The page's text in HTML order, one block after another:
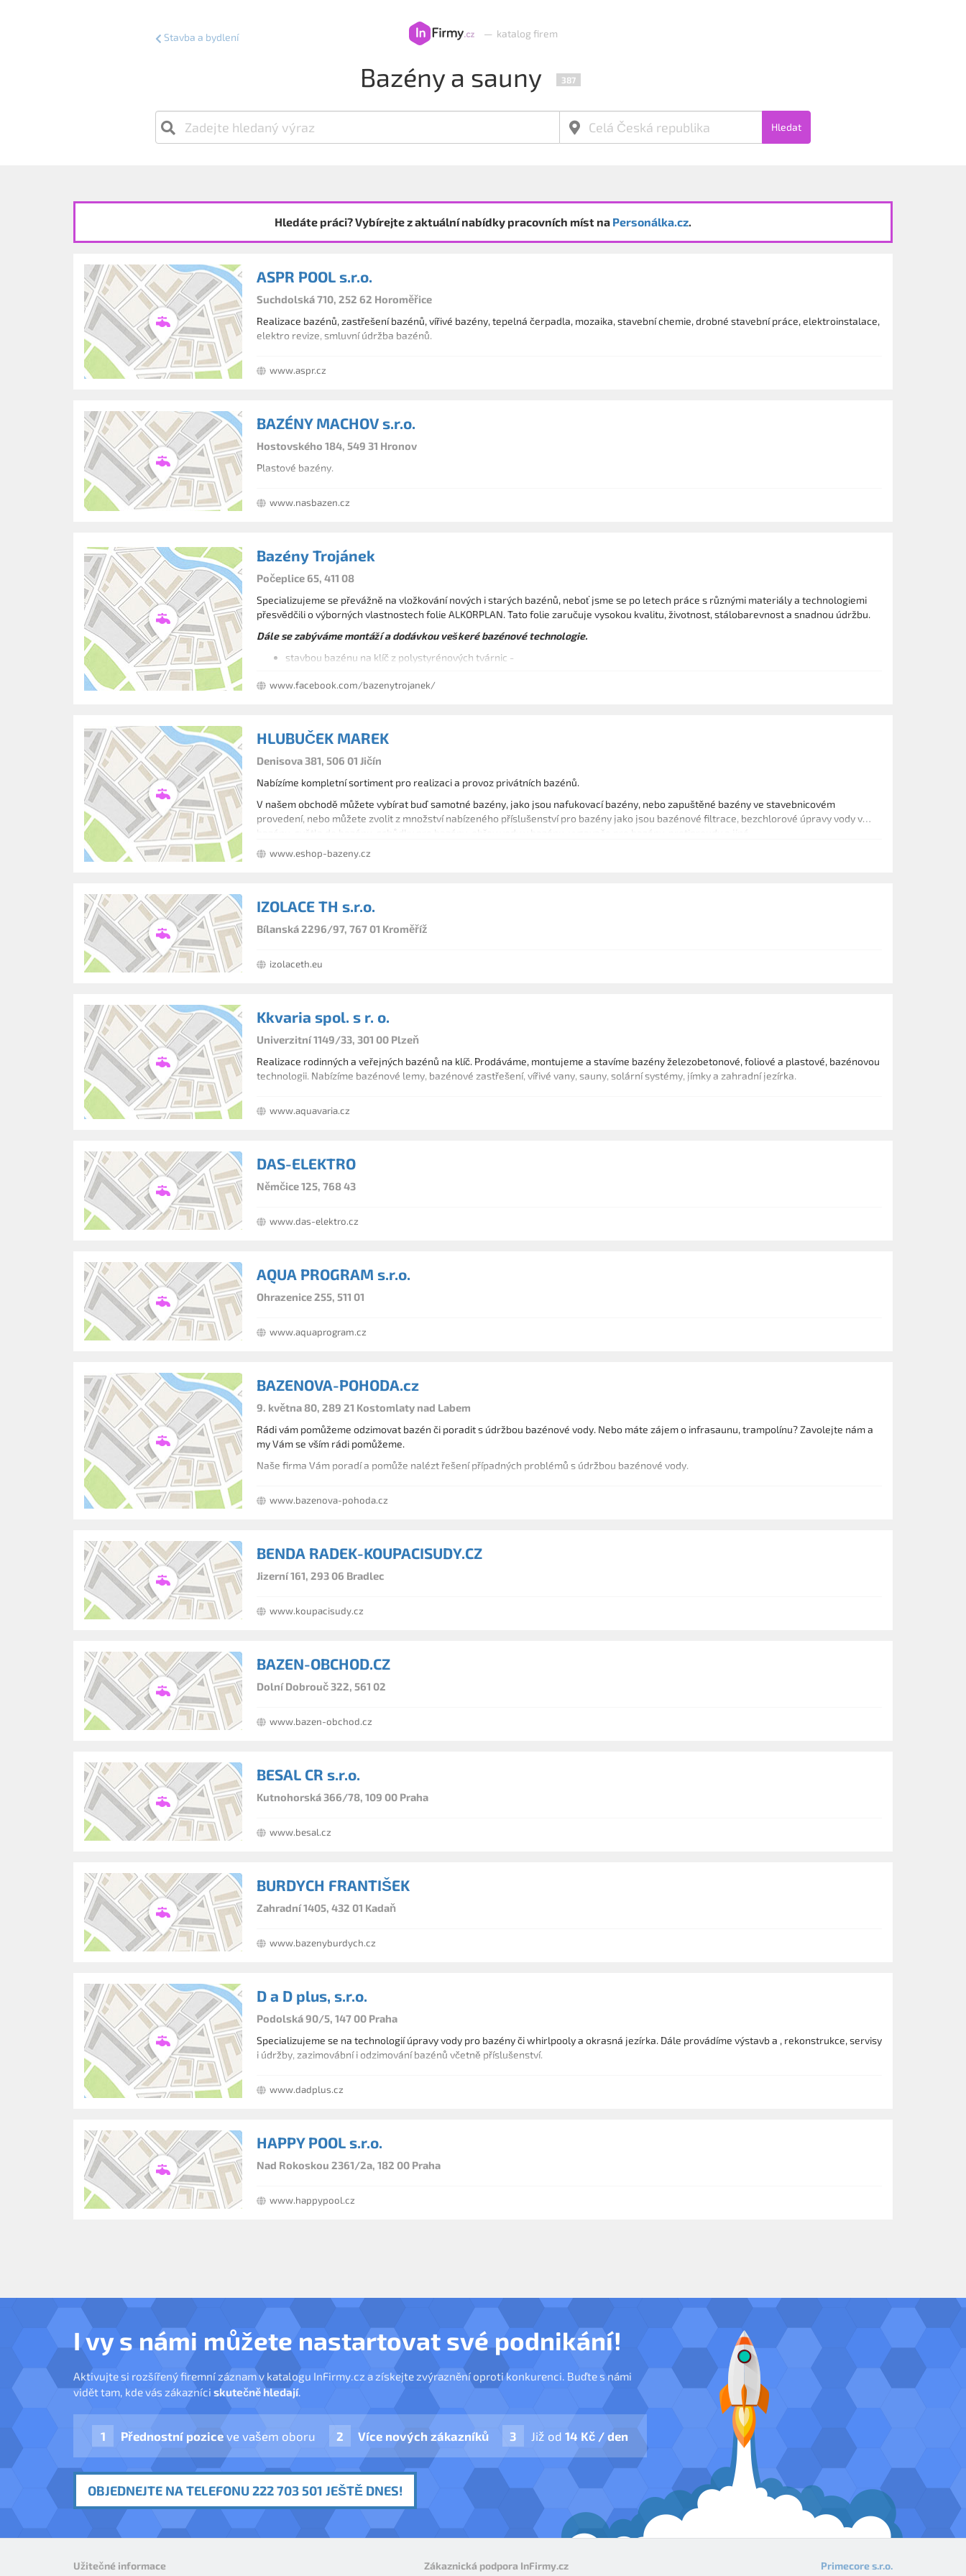
— katalog firem
Stavba a bydlení
Bazény a sauny 387
Hledat
Hledáte práci? Vybírejte z aktuální nabídky pracovních míst na Personálka.cz.
ASPR POOL s.r.o.
Suchdolská 710, 252 62 Horoměřice
Realizace bazénů, zastřešení bazénů, vířivé bazény, tepelná čerpadla, mozaika, stavební chemie, drobné stavební práce, elektroinstalace,
elektro revize, smluvní údržba bazénů.
www.aspr.cz
BAZÉNY MACHOV s.r.o.
Hostovského 184, 549 31 Hronov
Plastové bazény.
www.nasbazen.cz
Bazény Trojánek
Počeplice 65, 411 08
Specializujeme se převážně na vložkování nových i starých bazénů, neboť jsme se po letech práce s různými materiály a technologiemi
přesvědčili o výborných vlastnostech folie ALKORPLAN. Tato folie zaručuje vysokou kvalitu, životnost, stálobarevnost a snadnou údržbu.
Dále se zabýváme montáží a dodávkou veškeré bazénové technologie.
stavbou bazénu na klíč z polystyrénových tvárnic -
zastřešení bazénů
prodejem bazénové technologie
www.facebook.com/bazenytrojanek/
HLUBUČEK MAREK
Denisova 381, 506 01 Jičín
Nabízíme kompletní sortiment pro realizaci a provoz privátních bazénů.
V našem obchodě můžete vybírat buď samotné bazény, jako jsou nafukovací bazény, nebo zapuštěné bazény ve stavebnicovém
provedení, nebo můžete zvolit z množství nabízeného příslušenství pro bazény jako jsou bazénové filtrace, bezchlorové úpravy vody v
bazénu, světla do bazénu, schůdky pro bazény, ohřev vody v bazénu, vysavače pro bazény, protiproudy a jiné.
www.eshop-bazeny.cz
IZOLACE TH s.r.o.
Bílanská 2296/97, 767 01 Kroměříž
izolaceth.eu
Kkvaria spol. s r. o.
Univerzitní 1149/33, 301 00 Plzeň
Realizace rodinných a veřejných bazénů na klíč. Prodáváme, montujeme a stavíme bazény železobetonové, foliové a plastové, bazénovou
technologii. Nabízíme bazénové lemy, bazénové zastřešení, vířivé vany, sauny, solární systémy, jímky a zahradní jezírka.
www.aquavaria.cz
DAS-ELEKTRO
Němčice 125, 768 43
www.das-elektro.cz
AQUA PROGRAM s.r.o.
Ohrazenice 255, 511 01
www.aquaprogram.cz
BAZENOVA-POHODA.cz
9. května 80, 289 21 Kostomlaty nad Labem
Rádi vám pomůžeme odzimovat bazén či poradit s údržbou bazénové vody. Nebo máte zájem o infrasaunu, trampolínu? Zavolejte nám a
my Vám se vším rádi pomůžeme.
Naše firma Vám poradí a pomůže nalézt řešení případných problémů s údržbou bazénové vody.
www.bazenova-pohoda.cz
BENDA RADEK-KOUPACISUDY.CZ
Jizerní 161, 293 06 Bradlec
www.koupacisudy.cz
BAZEN-OBCHOD.CZ
Dolní Dobrouč 322, 561 02
www.bazen-obchod.cz
BESAL CR s.r.o.
Kutnohorská 366/78, 109 00 Praha
www.besal.cz
BURDYCH FRANTIŠEK
Zahradní 1405, 432 01 Kadaň
www.bazenyburdych.cz
D a D plus, s.r.o.
Podolská 90/5, 147 00 Praha
Specializujeme se na technologií úpravy vody pro bazény či whirlpooly a okrasná jezírka. Dále provádíme výstavb a , rekonstrukce, servisy
i údržby, zazimovábní i odzimování bazénů včetně příslušenství.
www.dadplus.cz
HAPPY POOL s.r.o.
Nad Rokoskou 2361/2a, 182 00 Praha
www.happypool.cz
I vy s námi můžete nastartovat své podnikání!
Aktivujte si rozšířený firemní záznam v katalogu InFirmy.cz a získejte zvýraznění oproti konkurenci. Buďte s námi
vidět tam, kde vás zákazníci skutečně hledají.
Přednostní poziceve vašem oboru Více nových zákazníků Již od 14 Kč / den
OBJEDNEJTE NA TELEFONU 222 703 501 JEŠTĚ DNES!
Užitečné informace Zákaznická podpora InFirmy.cz Primecore s.r.o.